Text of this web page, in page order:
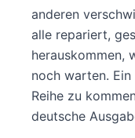
anderen
alle repariert,
herauskommen,
noch warten.
Reihe zu
deutsche